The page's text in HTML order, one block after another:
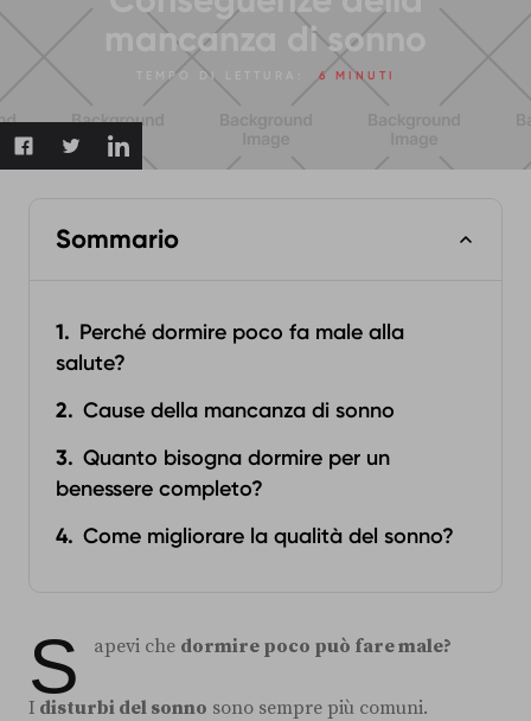
mancanza di sonno
TEMPO DI LETTURA: 6 MINUTI
Sommario
Perché dormire poco fa male alla
salute?
Cause della mancanza di sonno
Quanto bisogna dormire per un
benessere completo?
Come migliorare la qualità del sonno?
S apevi che dormire poco può fare male?
I disturbi del sonno sono sempre più comuni.